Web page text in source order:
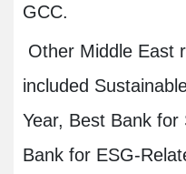
GCC.
Other Middle East
included
Year, Best Bank
Bank for ESG-